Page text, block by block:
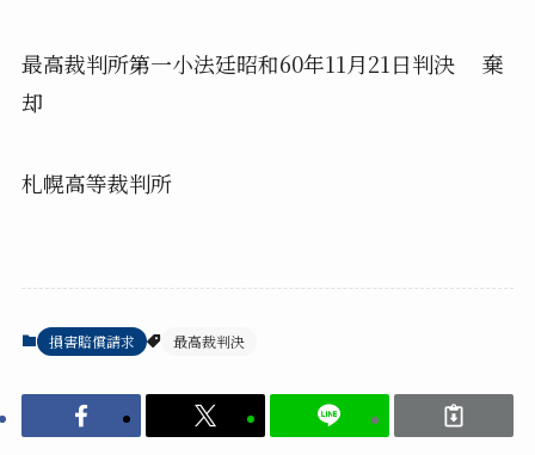
最高裁判所第一小法廷昭和60年11月21日判決 棄
却
札幌高等裁判所
損害賠償請求 最高裁判決